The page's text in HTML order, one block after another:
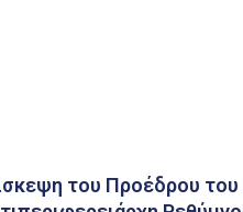
του Προέδρου του